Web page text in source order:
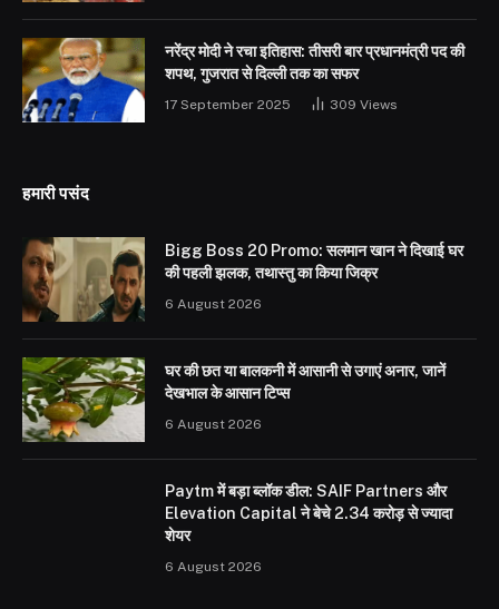
नरेंद्र मोदी ने रचा इतिहास: तीसरी बार प्रधानमंत्री पद की
शपथ, गुजरात से दिल्ली तक का सफर
17 September 2025 309 Views
हमारी पसंद
Bigg Boss 20 Promo: सलमान खान ने दिखाई घर
की पहली झलक, तथास्तु का किया जिक्र
6 August 2026
घर की छत या बालकनी में आसानी से उगाएं अनार, जानें
देखभाल के आसान टिप्स
6 August 2026
Paytm में बड़ा ब्लॉक डील: SAIF Partners और
Elevation Capital ने बेचे 2.34 करोड़ से ज्यादा
शेयर
6 August 2026